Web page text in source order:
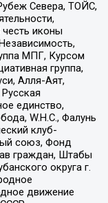
Севера, ТОЙС,
иконы
МПГ, Курсом
группа,
Алля-Аят,
единство,
W.H.С., Фалунь
клуб-
союз, Фонд
граждан, Штабы
округа г.
движение